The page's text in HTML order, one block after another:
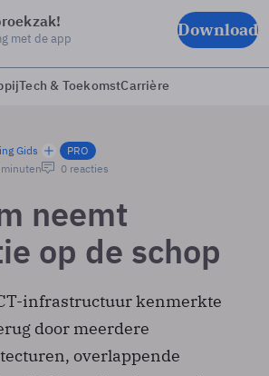
met de app Download
Tech & ToekomstCarrière
Gids
PRO
0 reacties
neemt
op de schop
infrastructuur kenmerkte
door meerdere
overlappende